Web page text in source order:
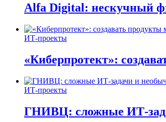
Alfa Digital: нескучный
ИТ-проекты
«Киберпротект»:
ИТ-проекты
ГНИВЦ: сложные